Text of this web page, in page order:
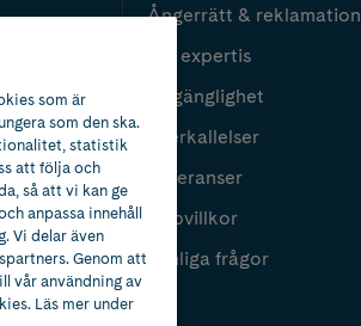
Ångerrätt & reklamation
Vår expertis
Tillgänglighet
Återkallelser
Leveranser
Köpvillkor
Vanliga frågor
som är
som den ska.
statistik
att följa och
så att vi kan ge
anpassa innehåll
Vi delar även
Genom att
vår användning av
Läs mer under